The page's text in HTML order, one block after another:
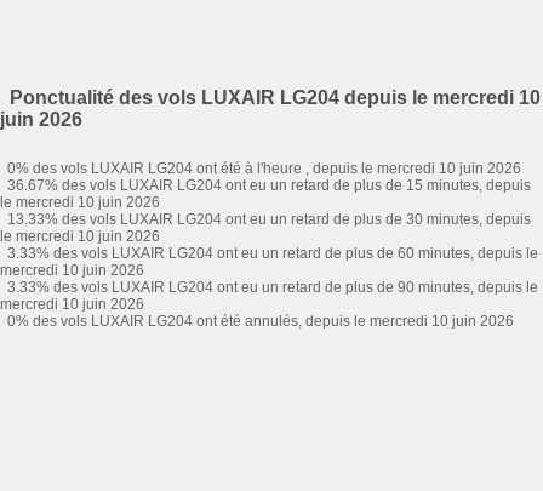
Ponctualité des vols LUXAIR LG204 depuis le mercredi 10
juin 2026
0% des vols LUXAIR LG204 ont été à l'heure , depuis le mercredi 10 juin 2026
36.67% des vols LUXAIR LG204 ont eu un retard de plus de 15 minutes, depuis
le mercredi 10 juin 2026
13.33% des vols LUXAIR LG204 ont eu un retard de plus de 30 minutes, depuis
le mercredi 10 juin 2026
3.33% des vols LUXAIR LG204 ont eu un retard de plus de 60 minutes, depuis le
mercredi 10 juin 2026
3.33% des vols LUXAIR LG204 ont eu un retard de plus de 90 minutes, depuis le
mercredi 10 juin 2026
0% des vols LUXAIR LG204 ont été annulés, depuis le mercredi 10 juin 2026